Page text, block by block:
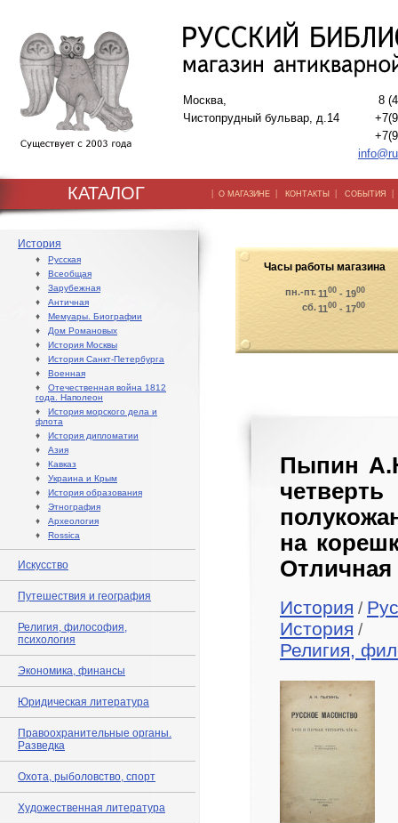
Москва,
Чистопрудный бульвар, д.14
8
КАТАЛОГ | О МАГАЗИНЕ | КОНТАКТЫ | СОБЫТИЯ
История
♦ Русская
♦ Всеобщая
♦ Зарубежная
♦ Античная
♦ Мемуары. Биографии
♦ Дом Романовых
♦ История Москвы
♦ История Санкт-Петербурга
♦ Военная
♦ Отечественная война 1812
года. Наполеон
♦ История морского дела и
флота
♦ История дипломатии
♦ Азия
♦ Кавказ
♦ Украина и Крым
♦ История образования
♦ Этнография
♦ Археология
♦ Rossica
Искусство
Путешествия и география
Религия, философия,
психология
Экономика, финансы
Юридическая литература
Правоохранительные органы.
Разведка
Охота, рыболовство, спорт
Художественная литература
Часы работы магазина
пн.-пт.1100 - 1900
сб.1100 - 1700
Пыпин
на
Отличная
История /
История /
Религия,